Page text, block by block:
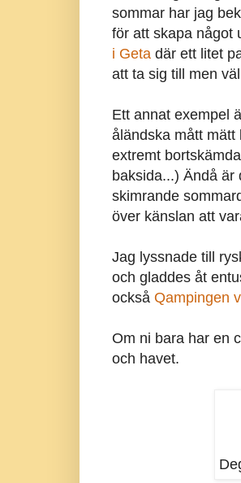
sommar har jag
för att skapa något
i Getadär ett litet
att ta sig till men
Ett annat exempel
åländska mått mätt
extremt
baksida...) Ändå är
skimrande
över känslan att
Jag lyssnade till
och gladdes åt
också Qampingen
Om ni bara har en
och havet.